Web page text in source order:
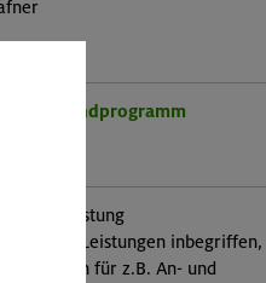
und Jugendprogramm
Ausrüstung
in den Leistungen inbegriffen,
für z.B. An- und